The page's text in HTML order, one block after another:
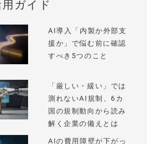
ガイド
AI導入「内製か外部支
援か」で悩む前に確認
すべき5つのこと
「厳しい・緩い」では
測れないAI規制、6カ
国の規制動向から読み
解く企業の備えとは
AIの費用障壁が下がっ